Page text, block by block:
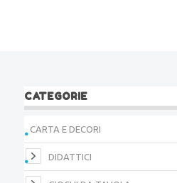
CATEGORIE
CARTA E DECORI
DIDATTICI